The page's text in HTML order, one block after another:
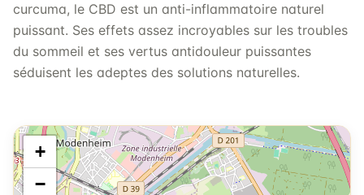
curcuma, le CBD est un anti-inflammatoire naturel
puissant. Ses effets assez incroyables sur les troubles
du sommeil et ses vertus antidouleur puissantes
séduisent les adeptes des solutions naturelles.
+
−